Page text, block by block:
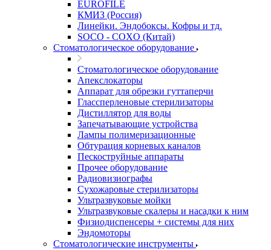
EUROFILE
КМИЗ (Россия)
Линейки. Эндобоксы. Кофры и тд.
SOCO - COXO (Китай)
Стоматологическое оборудование
Стоматологическое оборудование
Апекслокаторы
Аппарат для обрезки гуттаперчи
Глассперленовые стерилизаторы
Дистиллятор для воды
Запечатывающие устройства
Лампы полимеризационные
Обтурация корневых каналов
Пескоструйные аппараты
Прочее оборудование
Радиовизиографы
Сухожаровые стерилизаторы
Ультразвуковые мойки
Ультразвуковые скалеры и насадки к ним
Физиодиспенсеры + системы для них
Эндомоторы
Стоматологические инструменты